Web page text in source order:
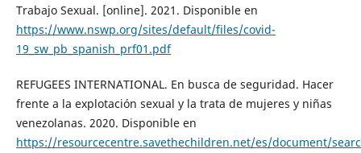
Trabajo Sexual. [online]. 2021. Disponible en
https://www.nswp.org/sites/default/files/covid-
19_sw_pb_spanish_prf01.pdf
REFUGEES INTERNATIONAL. En busca de seguridad. Hacer
frente a la explotación sexual y la trata de mujeres y niñas
venezolanas. 2020. Disponible en
https://resourcecentre.savethechildren.net/es/document/